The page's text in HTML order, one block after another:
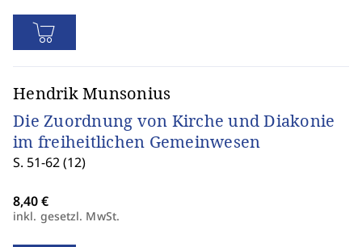
Hendrik Munsonius
Die Zuordnung von Kirche und Diakonie
im freiheitlichen Gemeinwesen
S. 51-62 (12)
inkl. gesetzl. MwSt.